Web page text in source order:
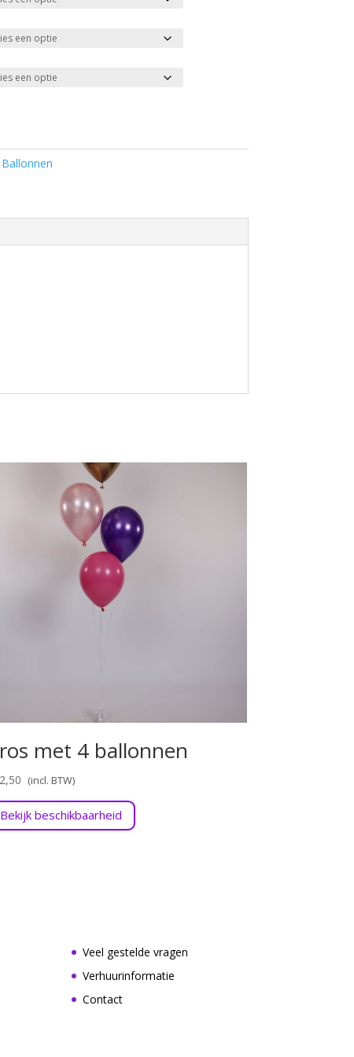
Ballonnen
met 4 ballonnen
Bekijk beschikbaarheid
Veel gestelde vragen
Verhuurinformatie
Contact